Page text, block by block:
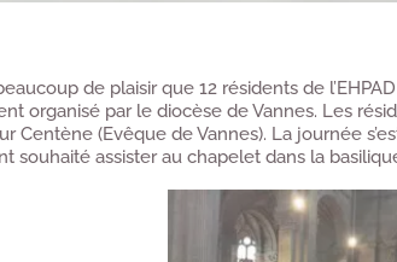
de plaisir que 12 résidents de
organisé par le diocèse de Vannes. Les
Centène (Evêque de Vannes). La journée
souhaité assister au chapelet dans la